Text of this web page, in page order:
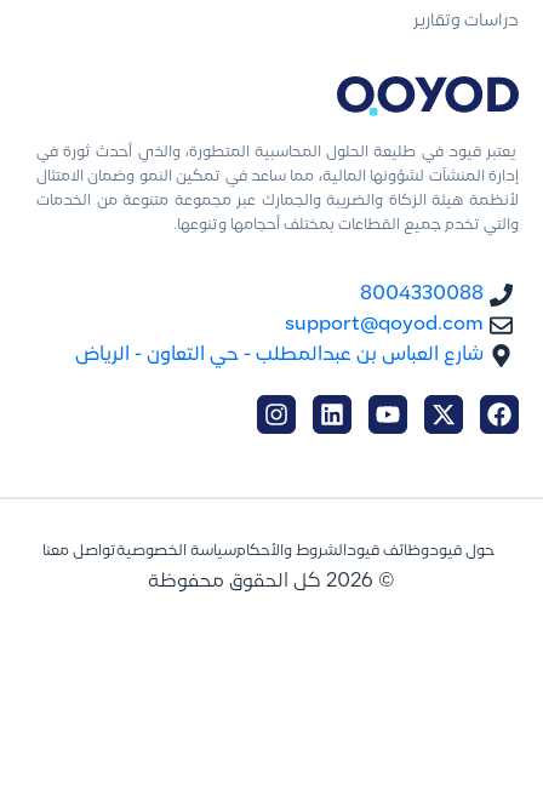
يعتبر قيود في طليعة الحلول المحاسبية المتطورة، والذي أحدث ثورة في
إدارة المنشآت لشؤونها المالية، مما ساعد في تمكين النمو وضمان الامتثال
لأنظمة هيئة الزكاة والضريبة والجمارك عبر مجموعة متنوعة من الخدمات
والتي تخدم جميع القطاعات بمختلف أحجامها وتنوعها.
8004330088
support@qoyod.com
شارع العباس بن عبدالمطلب - حي التعاون - الرياض
دراسات وتقارير
حول قيودوظائف قيود الشروط والأحكامسياسة الخصوصيةتواصل معنا
© 2026 كل الحقوق محفوظة